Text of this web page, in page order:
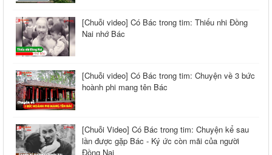
[Chuỗi video] Có Bác trong tim: Thiếu nhi Đồng
Nai nhớ Bác
[Chuỗi video] Có Bác trong tim: Chuyện về 3 bức
hoành phi mang tên Bác
[Chuỗi Video] Có Bác trong tim: Chuyện kể sau
lần được gặp Bác - Ký ức còn mãi của người
Đồng Nai